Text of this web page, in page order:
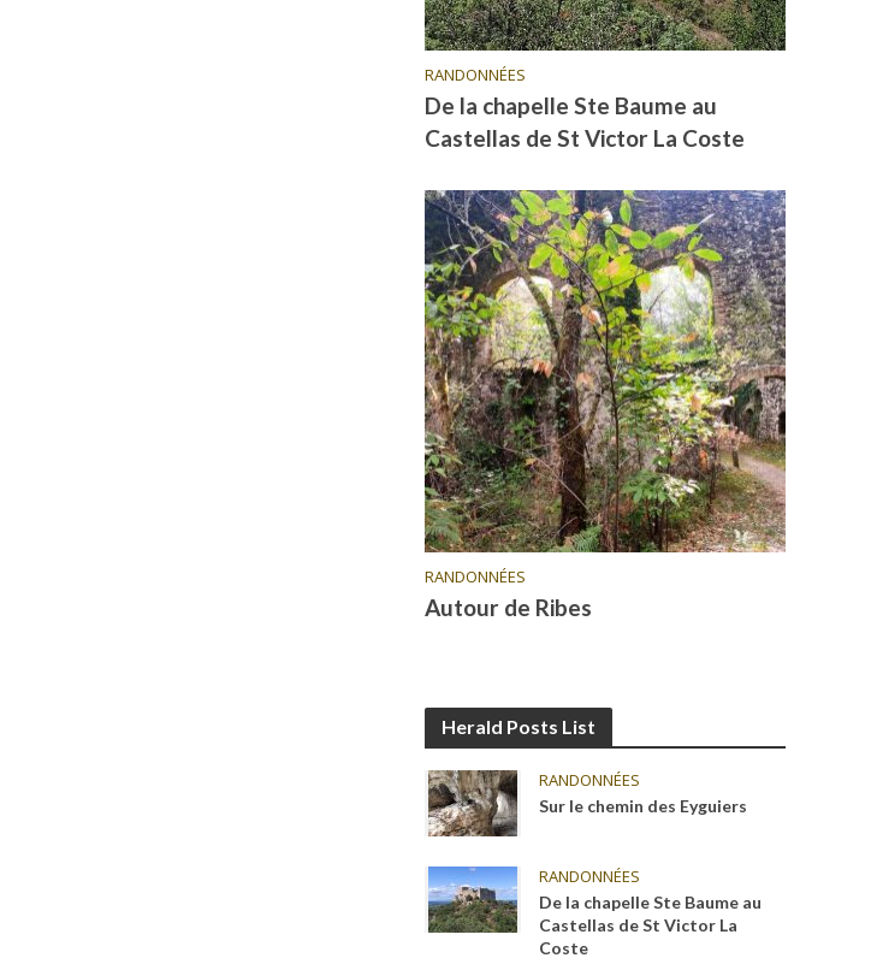
RANDONNÉES
De la chapelle Ste Baume au
Castellas de St Victor La Coste
RANDONNÉES
Autour de Ribes
Herald Posts List
RANDONNÉES
Sur le chemin des Eyguiers
RANDONNÉES
De la chapelle Ste Baume au
Castellas de St Victor La
Coste